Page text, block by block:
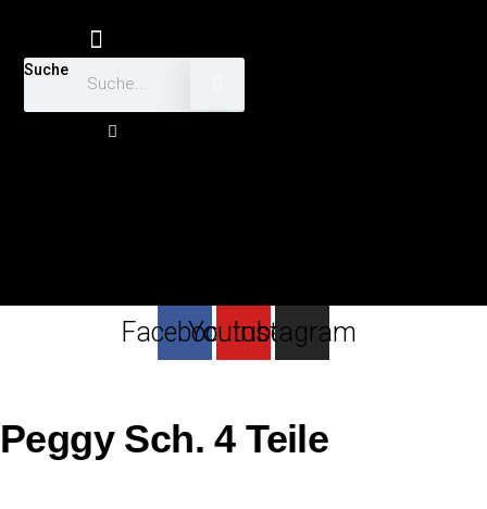
Suche
FacebookYoutube
Instagram
Peggy Sch. 4 Teile